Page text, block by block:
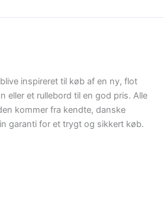
inspireret til køb af en ny, flot
eller et rullebord til en god pris. Alle
kommer fra kendte, danske
garanti for et trygt og sikkert køb.